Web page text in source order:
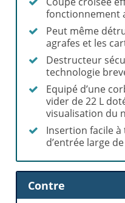
fonctionnement
Peut même
agrafes et les
Destructeur
technologie
Equipé d’une
vider de 22 L
visualisation du
Insertion facile
d’entrée large
Contre